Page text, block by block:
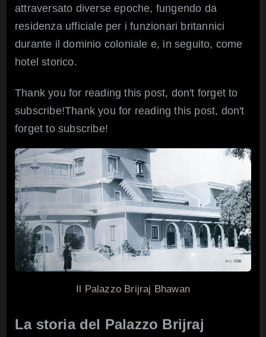
attraversato diverse epoche, fungendo da
residenza ufficiale per i funzionari britannici
durante il dominio coloniale e, in seguito, come
hotel storico.
Thank you for reading this post, don't forget to
subscribe!Thank you for reading this post, don't
forget to subscribe!
Il Palazzo Brijraj Bhawan
La storia del Palazzo Brijraj